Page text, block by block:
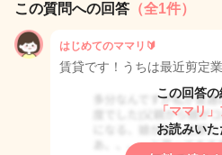
この質問への回答 （全1件）
はじめてのママリ🔰
賃貸です！うちは最近剪定
この回答
「ママリ」
お読みいた